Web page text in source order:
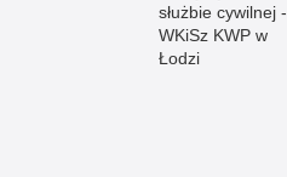
służbie cywilnej -
WKiSz KWP w
Łodzi